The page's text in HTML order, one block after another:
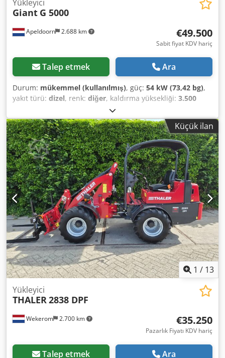
Apeldoorn 2.688 km
Yükleyici
Giant G 5000
€49.500
Sabit fiyat KDV hariç
Talep etmek Ara
Durum: mükemmel (kullanılmış), güç: 54 kW (73,42 bg),
yakıt türü: dizel, renk: diğer, kaldırma yüksekliği: 3.500
, çalışma saatleri:
Bilgiler Direksiyon: Emniyet Motor tipi: Kubota V3307-CR-T-
EW03 Ölçüler Boyutlar (U x G x Y): 417 x 146 x 252 cm
Ağırlıklar Boş ağırlık: 5.000 kg Yük kapasitesi: 1.360 kg
toplam ağırlık: 6.360 kg Fonksiyonel Kaldırma kapasitesi:
2.800 kg Hızlı değiştirme sistemi: Evet CE işareti: evet
Durum Teknik durumu: çok iyi Görsel durumu: çok iyi = Ek
Seçenekler ve Donanımlar = - 3. hidrolik devre - Çalışma
lambaları Chedpfx Aezili Toqlsa - Üfleyici - Hidrolik hızlı
değiştirici - Çamurluklar - Palet çatalları - Radyo = Notlar =
Aktarma organı Düzey (Tier): Stage V / Tier V Genel Üretim
ülkesi: Hollanda Durum CE tipi: CE Römork bağlantısı, palet
çatalları, toplama hazneli hidrolik süpürge ve 4'ü 1 arada
açılır-kapanır kepçe, ek valf
Küçük ilan
1 / 13
Wekerom 2.700 km
Yükleyici
THALER 2838 DPF
€35.250
Pazarlık Fiyatı KDV hariç
Talep etmek Ara